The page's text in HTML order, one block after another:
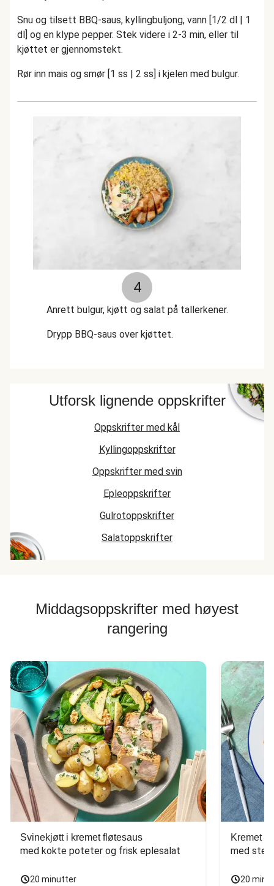
Snu og tilsett BBQ-saus, kyllingbuljong, vann [1/2 dl | 1
dl] og en klype pepper. Stek videre i 2-3 min, eller til
kjøttet er gjennomstekt.
Rør inn mais og smør [1 ss | 2 ss] i kjelen med bulgur.
4
Anrett bulgur, kjøtt og salat på tallerkener.
Drypp BBQ-saus over kjøttet.
Utforsk lignende oppskrifter
Oppskrifter med kål
Kyllingoppskrifter
Oppskrifter med svin
Epleoppskrifter
Gulrotoppskrifter
Salatoppskrifter
Middagsoppskrifter med høyest
rangering
Svinekjøtt i kremet fløtesaus
med kokte poteter og frisk eplesalat
20 minutter
Kremet
med
20